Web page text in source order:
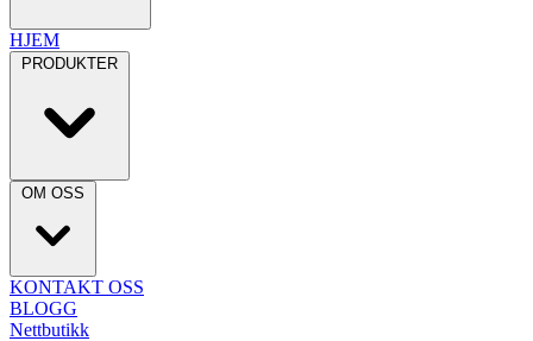
HJEM
PRODUKTER
OM OSS
KONTAKT OSS
BLOGG
Nettbutikk